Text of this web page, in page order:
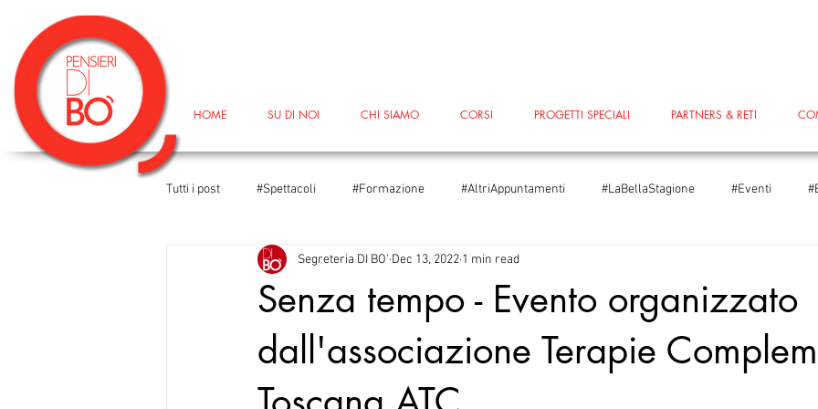
HOME SU DI NOI CHI SIAMO CORSI PROGETTI SPECIALI PARTNERS & RETI
Tutti i post #Spettacoli #Formazione #AltriAppuntamenti #LaBellaStagione #Eventi
#DireFareBaciare #DireFareBaciare #Scuole
#Università #LeggoPerLegittimaDifesa #FestivalInventaria2024 #Edenred
Senza tempo - Evento organizzato
dall'associazione Terapie
Segreteria DI BO' Dec 13, 2022 1 min read